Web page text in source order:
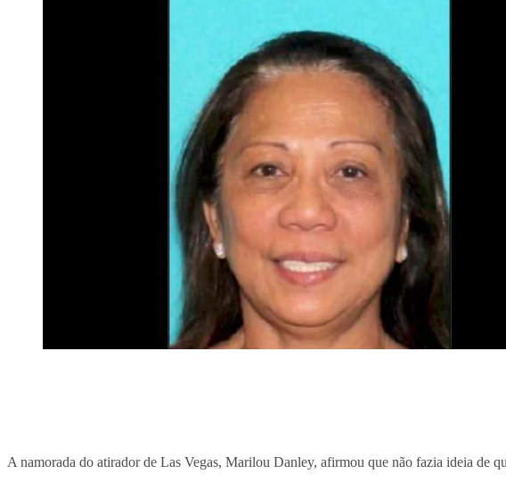
A namorada do atirador de Las Vegas, Marilou Danley, afirmou que não fazia ideia de